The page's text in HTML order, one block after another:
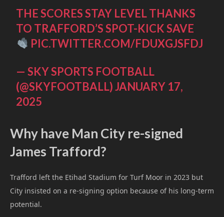
THE SCORES STAY LEVEL THANKS
TO TRAFFORD’S SPOT-KICK SAVE
PIC.TWITTER.COM/FDUXGJSFDJ
— SKY SPORTS FOOTBALL
(@SKYFOOTBALL)JANUARY 17,
2025
Why have Man City re-signed
James Trafford?
Trafford left the Etihad Stadium for Turf Moor in 2023 but
City insisted on a re-signing option because of his long-term
potential.